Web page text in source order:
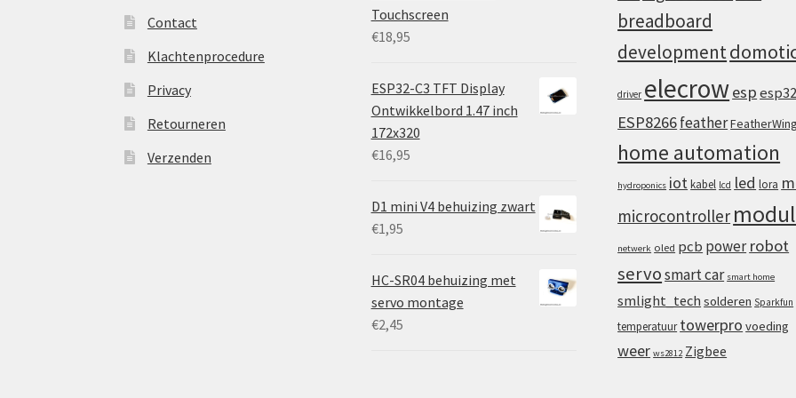
Contact
Klachtenprocedure
Privacy
Retourneren
Verzenden
Touchscreen
€18,95
ESP32-C3 TFT Display
Ontwikkelbord 1.47 inch
172x320
€16,95
D1 mini V4 behuizing zwart
€1,95
HC-SR04 behuizing met
servo montage
€2,45
breadboard
development
driver elecrowespesp32
ESP8266featherFeatherWing
home automation
hydroponics iotkabel lcd led lora
microcontroller
netwerk oled pcb power robot
servosmart car smart home
smlight_tech solderen Sparkfun
temperatuur towerpro voeding
weer ws2812 Zigbee